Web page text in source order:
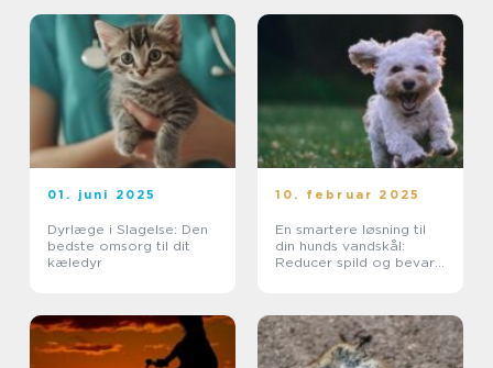
01. juni 2025
Dyrlæge i Slagelse: Den
bedste omsorg til dit
kæledyr
10. februar 2025
En smartere løsning til
din hunds vandskål:
Reducer spild og bevar